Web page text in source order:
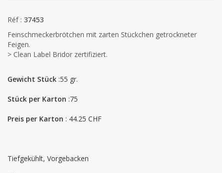
Réf : 37453
Feinschmeckerbrötchen mit zarten Stückchen getrockneter
Feigen.
> Clean Label Bridor zertifiziert.
Gewicht Stück :55 gr.
Stück per Karton :75
Preis per Karton : 44.25 CHF
Tiefgekühlt, Vorgebacken